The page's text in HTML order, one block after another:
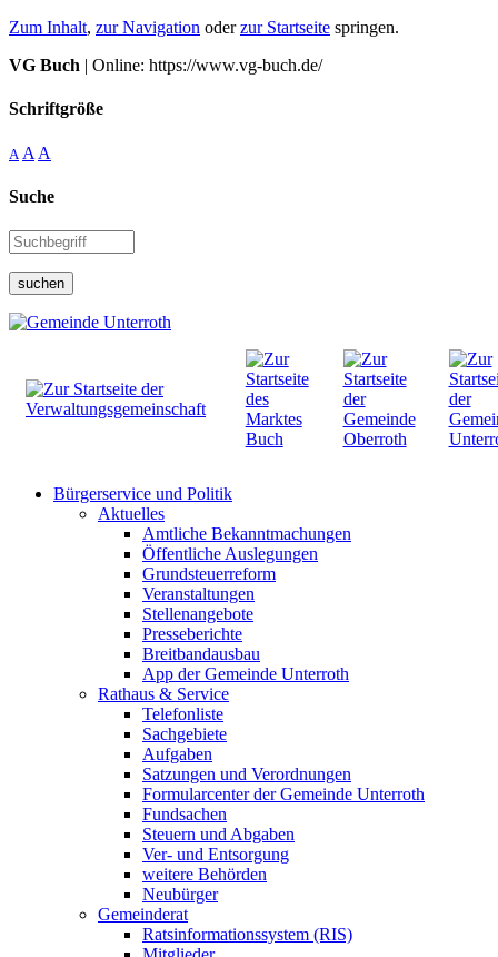
Zum Inhalt, zur Navigation oderzur Startseite springen.
VG Buch | Online: https://www.vg-buch.de/
Schriftgröße
A A A
Suche
suchen
Bürgerservice und Politik
Aktuelles
Amtliche Bekanntmachungen
Öffentliche Auslegungen
Grundsteuerreform
Veranstaltungen
Stellenangebote
Presseberichte
Breitbandausbau
App der Gemeinde Unterroth
Rathaus & Service
Telefonliste
Sachgebiete
Aufgaben
Satzungen und Verordnungen
Formularcenter der Gemeinde Unterroth
Fundsachen
Steuern und Abgaben
Ver- und Entsorgung
weitere Behörden
Neubürger
Gemeinderat
Ratsinformationssystem (RIS)